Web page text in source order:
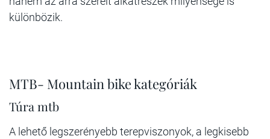
különbözik.
MTB- Mountain bike kategóriák
Túra mtb
A lehető legszerényebb terepviszonyok, a legkisebb